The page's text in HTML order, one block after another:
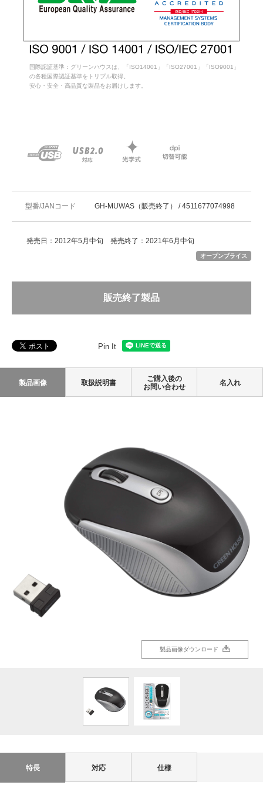
国際認証基準：グリーンハウスは、「ISO14001」「ISO27001」「ISO9001」
の各種国際認証基準をトリプル取得。
安心・安全・高品質な製品をお届けします。
型番/JANコード GH-MUWAS（販売終了） / 4511677074998
発売日：2012年5月中旬 発売終了：2021年6月中旬
オープンプライス
販売終了製品
Pin It
製品画像 取扱説明書
ご購入後の
お問い合わせ
名入れ
製品画像ダウンロード
製品画像ダウンロード
特長 対応 仕様